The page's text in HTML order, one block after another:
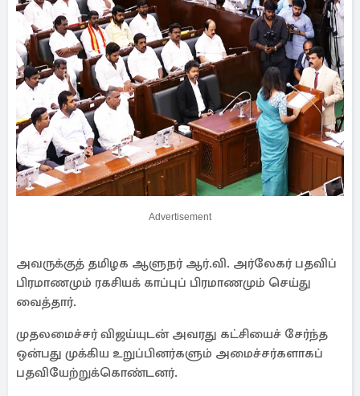
Advertisement
அவருக்குத் தமிழக ஆளுநர் ஆர்.வி. அர்லேகர் பதவிப்
பிரமாணமும் ரகசியக் காப்புப் பிரமாணமும் செய்து
வைத்தார்.
முதலமைச்சர் விஜய்யுடன் அவரது கட்சியைச் சேர்ந்த
ஒன்பது முக்கிய உறுப்பினர்களும் அமைச்சர்களாகப்
பதவியேற்றுக்கொண்டனர்.